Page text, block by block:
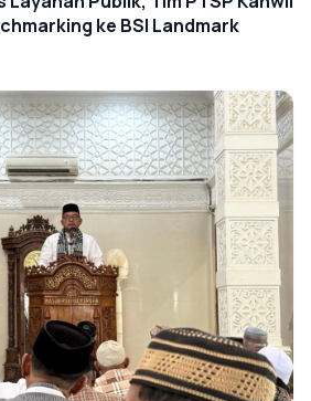
ke BSI Landmark